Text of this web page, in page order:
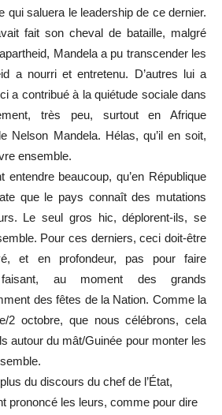
qui saluera le leadership de ce dernier.
fait son cheval de bataille, malgré
Mandela a pu transcender les
a nourri et entretenu. D’autres lui a
a contribué à la quiétude sociale dans
très peu, surtout en Afrique
Nelson Mandela. Hélas, qu’il en soit,
ensemble.
entendre beaucoup, qu’en République
que le pays connaît des mutations
Le seul gros hic, déplorent-ils, se
Pour ces derniers, ceci doit-être
et en profondeur, pas pour faire
au moment des grands
des fêtes de la Nation. Comme la
2 octobre, que nous célébrons, cela
autour du mât/Guinée pour monter les
du discours du chef de l’État,
prononcé les leurs, comme pour dire